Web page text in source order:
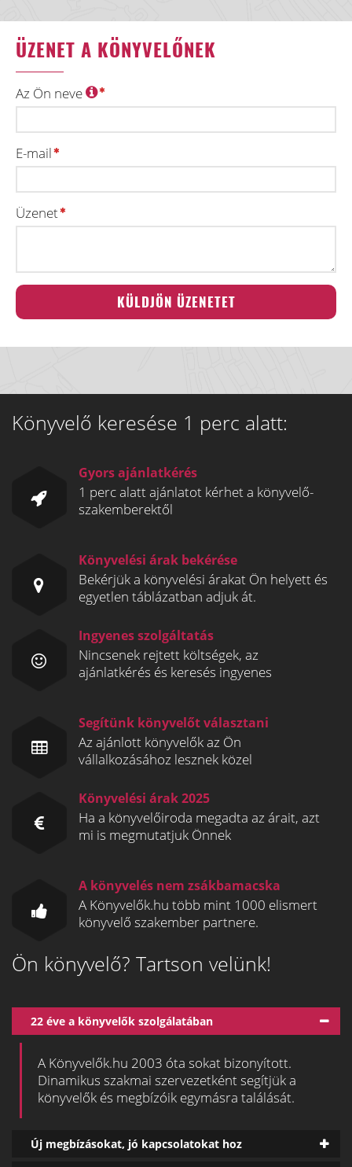
ÜZENET A KÖNYVELŐNEK
Az Ön neve
E-mail
Üzenet
Könyvelő keresése 1 perc alatt:
Gyors ajánlatkérés
1 perc alatt ajánlatot kérhet a könyvelő-
szakemberektől
Könyvelési árak bekérése
Bekérjük a könyvelési árakat Ön helyett és
egyetlen táblázatban adjuk át.
Ingyenes szolgáltatás
Nincsenek rejtett költségek, az
ajánlatkérés és keresés ingyenes
Segítünk könyvelőt választani
Az ajánlott könyvelők az Ön
vállalkozásához lesznek közel
Könyvelési árak 2025
Ha a könyvelőiroda megadta az árait, azt
mi is megmutatjuk Önnek
A könyvelés nem zsákbamacska
A Könyvelők.hu több mint 1000 elismert
könyvelő szakember partnere.
Ön könyvelő? Tartson velünk!
22 éve a könyvelők szolgálatában
A Könyvelők.hu 2003 óta sokat bizonyított.
Dinamikus szakmai szervezetként segítjük a
könyvelők és megbízóik egymásra találását.
Új megbízásokat, jó kapcsolatokat hoz